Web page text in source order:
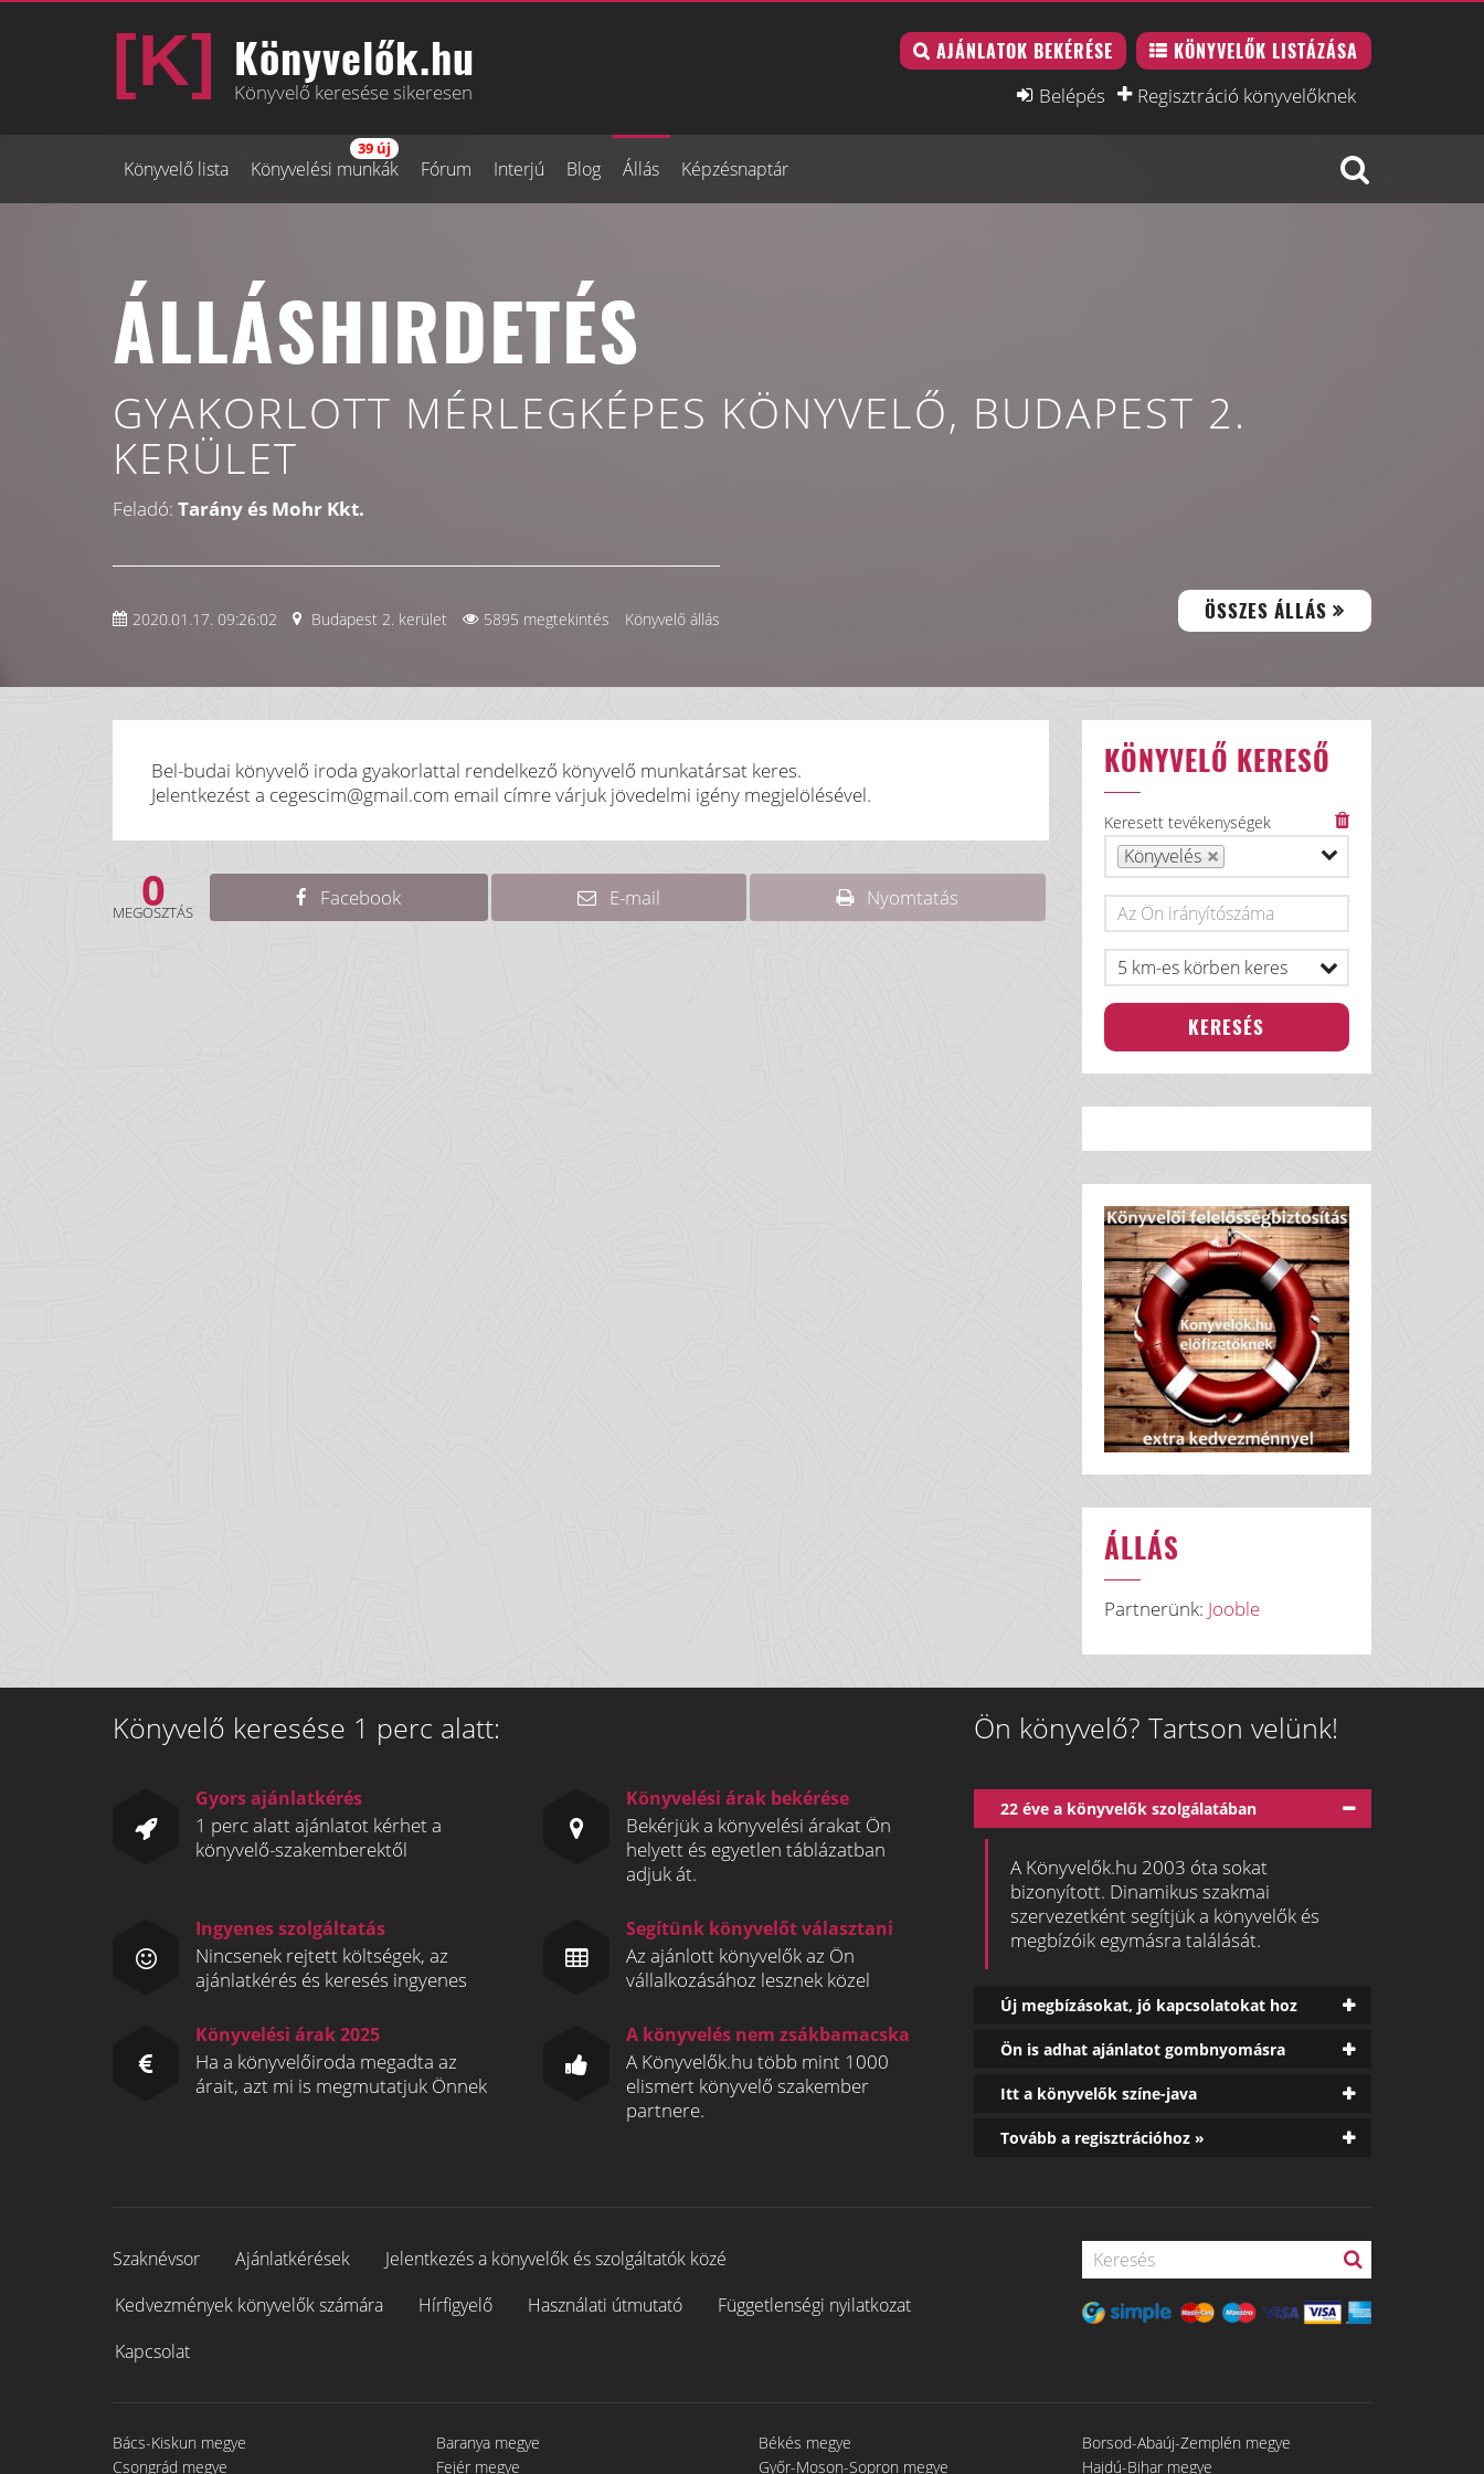
Könyvelők.hu
Könyvelő keresése sikeresen
AJÁNLATOK BEKÉRÉSE KÖNYVELŐK LISTÁZÁSA
Belépés Regisztráció könyvelőknek
Könyvelő lista Könyvelési munkák
39 új
Fórum Interjú Blog Állás Képzésnaptár
ÁLLÁSHIRDETÉS
GYAKORLOTT MÉRLEGKÉPES KÖNYVELŐ, BUDAPEST 2.
KERÜLET
Feladó: Tarány és Mohr Kkt.
2020.01.17. 09:26:02 Budapest 2. kerület 5895 megtekintés Könyvelő állás ÖSSZES ÁLLÁS
Bel-budai könyvelő iroda gyakorlattal rendelkező könyvelő munkatársat keres.
Jelentkezést a cegescim@gmail.com email címre várjuk jövedelmi igény megjelölésével.
0
MEGOSZTÁS
Facebook E-mail Nyomtatás
KÖNYVELŐ KERESŐ
Keresett tevékenységek
Könyvelés
ÁLLÁS
Partnerünk: Jooble
Könyvelő keresése 1 perc alatt:
Gyors ajánlatkérés
1 perc alatt ajánlatot kérhet a
könyvelő-szakemberektől
Könyvelési árak bekérése
Bekérjük a könyvelési árakat Ön
helyett és egyetlen táblázatban
adjuk át.
Ingyenes szolgáltatás
Nincsenek rejtett költségek, az
ajánlatkérés és keresés ingyenes
Segítünk könyvelőt választani
Az ajánlott könyvelők az Ön
vállalkozásához lesznek közel
Könyvelési árak 2025
Ha a könyvelőiroda megadta az
árait, azt mi is megmutatjuk Önnek
A könyvelés nem zsákbamacska
A Könyvelők.hu több mint 1000
elismert könyvelő szakember
partnere.
Ön könyvelő? Tartson velünk!
22 éve a könyvelők szolgálatában
A Könyvelők.hu 2003 óta sokat
bizonyított. Dinamikus szakmai
szervezetként segítjük a könyvelők és
megbízóik egymásra találását.
Új megbízásokat, jó kapcsolatokat hoz
Ön is adhat ajánlatot gombnyomásra
Itt a könyvelők színe-java
Tovább a regisztrációhoz »
Szaknévsor Ajánlatkérések
Jelentkezés a könyvelők és szolgáltatók közé
Kedvezmények könyvelők számára
Hírfigyelő Használati útmutató
Függetlenségi nyilatkozat
Kapcsolat
Bács-Kiskun megye Baranya megye Békés megye
Borsod-Abaúj-Zemplén megye
Csongrád megye
Fejér megye Győr-Moson-Sopron megye Hajdú-Bihar megye